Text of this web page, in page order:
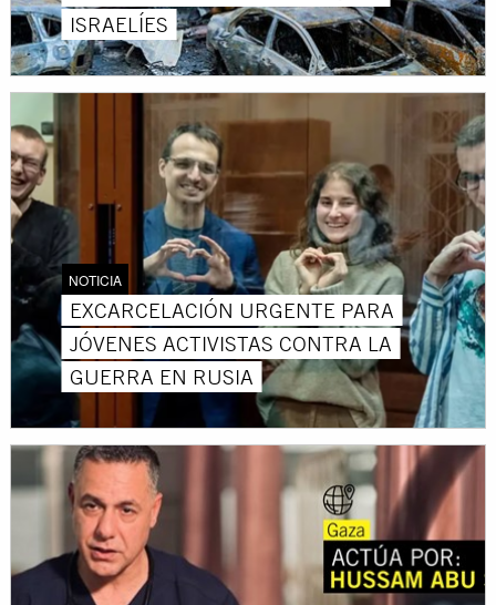
ISRAELÍES
NOTICIA
EXCARCELACIÓN URGENTE PARA
JÓVENES ACTIVISTAS CONTRA LA
GUERRA EN RUSIA